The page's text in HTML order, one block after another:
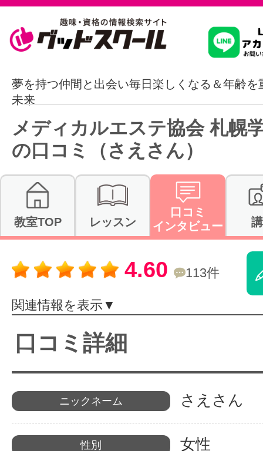
習いたいこ
スクールを
駅・路線か
通信講座を
体験レッス
特集をみる
グッドスク
夢を持つ仲間と出会い毎日楽しくなる＆年齢を
未来
メディカルエステ協会 札幌
の口コミ（さえさん）
教室TOP レッスン
口コミ
インタビュー
4.60 113件
関連情報を表示▼
口コミ詳細
ニックネーム さえさん
性別 女性